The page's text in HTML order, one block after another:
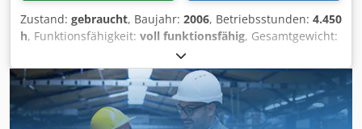
Zustand: gebraucht, Baujahr: 2006, Betriebsstunden: 4.450
h, Funktionsfähigkeit: voll funktionsfähig, Gesamtgewicht:
257,42 kW (349,99 PS)
Diesel, Farbe:Rot, Anzahl der Klingen:5,
Motorenhersteller:CAT, Motormodell:CAT C9,
Einsatzgebiet: Altholz und Frischholz , Haus- und
Sperrmüll , Elektronikschrott Wellen mit 7/7 Scheiben mit 5